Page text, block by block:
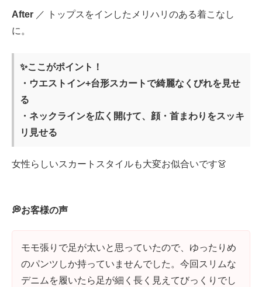
After ／ トップスをインしたメリハリのある着こなし
に。
✨ここがポイント！
・ウエストイン+台形スカートで綺麗なくびれを見せ
る
・ネックラインを広く開けて、顔・首まわりをスッキ
リ見せる
女性らしいスカートスタイルも大変お似合いです👗
💭お客様の声
モモ張りで足が太いと思っていたので、ゆったりめ
のパンツしか持っていませんでした。今回スリムな
デニムを履いたら足が細く長く見えてびっくりでし